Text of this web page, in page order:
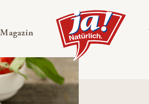
ausklappen— Untermenü ausklappen